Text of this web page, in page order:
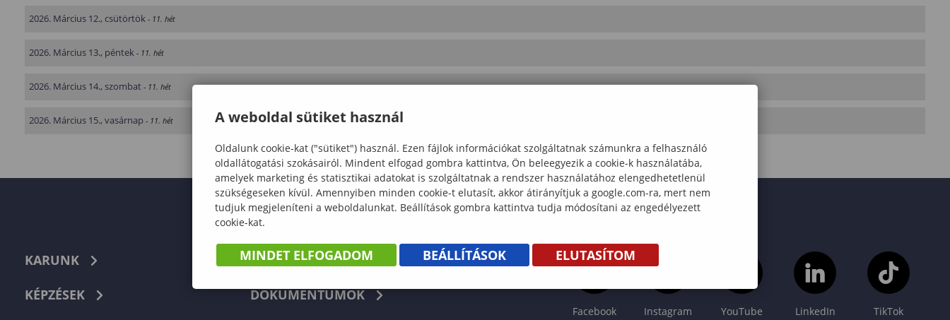
2026. Március 12., csütörtök - 11. hét
2026. Március 13., péntek - 11. hét
2026. Március 14., szombat - 11. hét
2026. Március 15., vasárnap - 11. hét
KARUNK
KÉPZÉSEK
TELEFONKÖNYV
DOKUMENTUMOK
Facebook Instagram YouTube LinkedIn TikTok
A weboldal sütiket használ
Oldalunk cookie-kat ("sütiket") használ. Ezen fájlok információkat szolgáltatnak számunkra a felhasználó
oldallátogatási szokásairól. Mindent elfogad gombra kattintva, Ön beleegyezik a cookie-k használatába,
amelyek marketing és statisztikai adatokat is szolgáltatnak a rendszer használatához elengedhetetlenül
szükségeseken kívül. Amennyiben minden cookie-t elutasít, akkor átirányítjuk a google.com-ra, mert nem
tudjuk megjeleníteni a weboldalunkat. Beállítások gombra kattintva tudja módosítani az engedélyezett
cookie-kat.
MINDET ELFOGADOM BEÁLLÍTÁSOK ELUTASÍTOM